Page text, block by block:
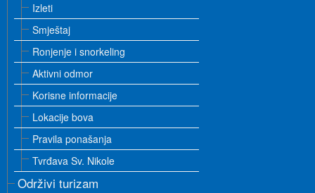
Izleti
Smještaj
Ronjenje i snorkeling
Aktivni odmor
Korisne informacije
Lokacije bova
Pravila ponašanja
Tvrđava Sv. Nikole
Održivi turizam